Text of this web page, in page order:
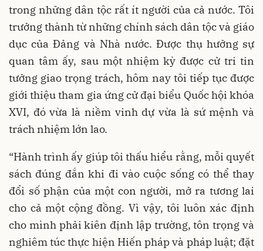
trong những dân tộc rất ít người của cả nước. Tôi
trưởng thành từ những chính sách dân tộc và giáo
dục của Đảng và Nhà nước. Được thụ hưởng sự
quan tâm ấy, sau một nhiệm kỳ được cử tri tin
tưởng giao trọng trách, hôm nay tôi tiếp tục được
giới thiệu tham gia ứng cử đại biểu Quốc hội khóa
XVI, đó vừa là niềm vinh dự vừa là sứ mệnh và
trách nhiệm lớn lao.
“Hành trình ấy giúp tôi thấu hiểu rằng, mỗi quyết
sách đúng đắn khi đi vào cuộc sống có thể thay
đổi số phận của một con người, mở ra tương lai
cho cả một cộng đồng. Vì vậy, tôi luôn xác định
cho mình phải kiên định lập trường, tôn trọng và
nghiêm túc thực hiện Hiến pháp và pháp luật; đặt